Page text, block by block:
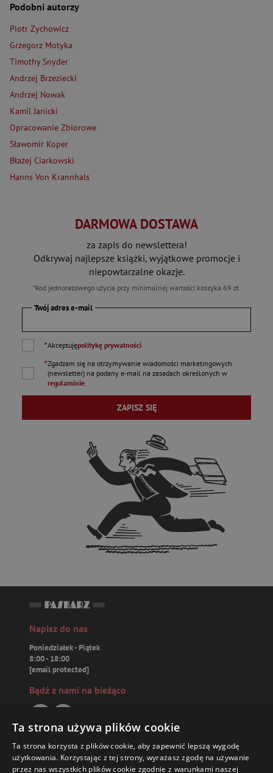
Podobni autorzy
Piotr Zychowicz
Grzegorz Motyka
Timothy Snyder
Andrzej Brzeziecki
Andrzej Nowak
Kamil Janicki
Opracowanie Zbiorowe
Sławomir Koper
Błażej Ciarkowski
Hanns Von Krannhals
DARMOWA DOSTAWA
za zapis do newslettera!
Odkrywaj najlepsze książki, wyjątkowe promocje i
niepowtarzalne okazje.
*Kod jednorazowego użycia przy minimalnej wartości koszyka 69 zł.
Twój adres e-mail
*Akceptujępolitykę prywatności
*Zgadzam się na otrzymywanie wiadomości marketingowych
(newsletter) na podany e-mail na zasadach określonych w
regulaminie.
ZAPISZ SIĘ
Napisz do nas
Poniedziałek - Piątek
8:00 - 18:00
[email protected]
Bądź z nami na bieżąco
Paskarz.pl
Ta strona używa plików cookie
Ta strona korzysta z plików cookie, aby zapewnić lepszą wygodę
użytkowania. Korzystając z tej strony, wyrażasz zgodę na używanie
przez nas wszystkich plików cookie zgodnie z warunkami naszej